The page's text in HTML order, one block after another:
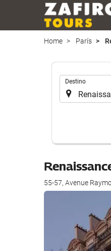
Home París
Destino
55-57, Avenue